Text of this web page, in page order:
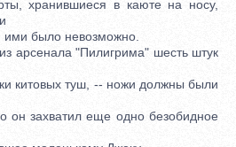
хранившиеся в каюте на носу,
было невозможно.
арсенала "Пилигрима" шесть штук
китовых туш, -- ножи должны были
он захватил еще одно безобидное